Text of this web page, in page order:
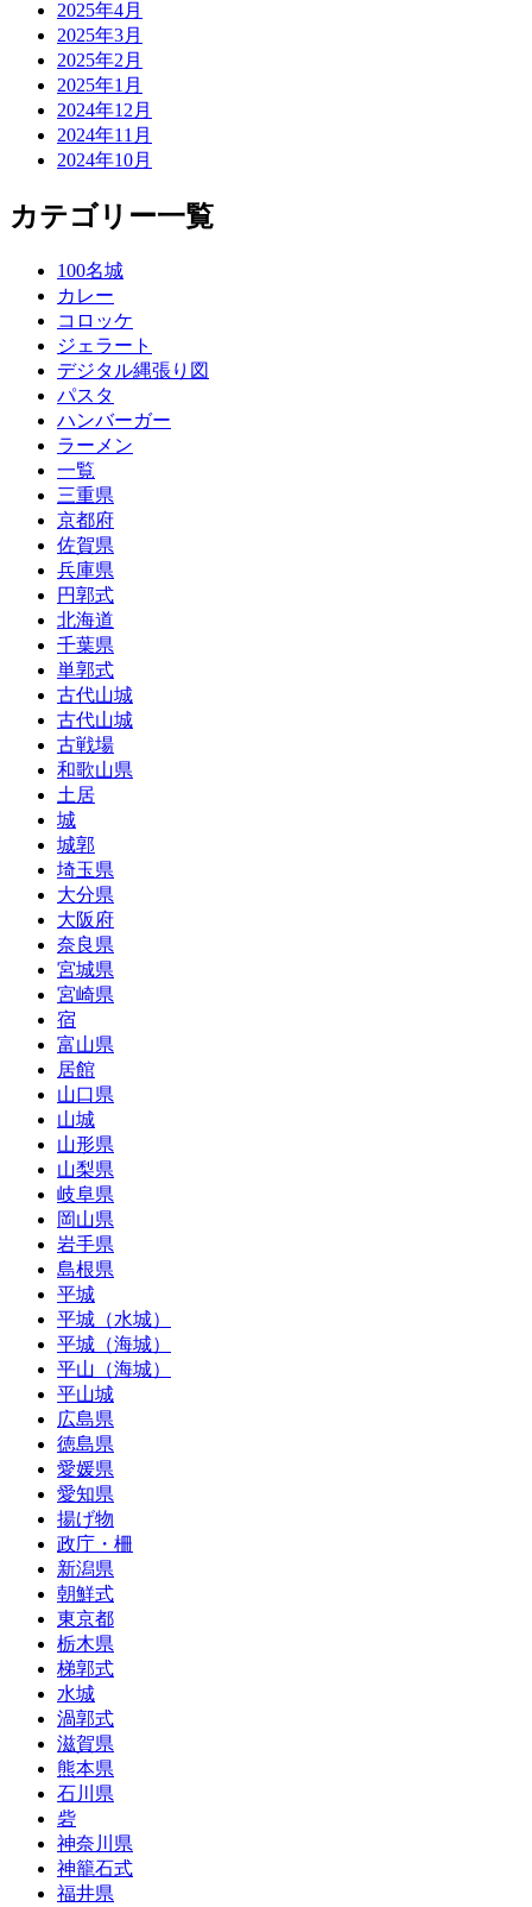
2025年4月
2025年3月
2025年2月
2025年1月
2024年12月
2024年11月
2024年10月
カテゴリー一覧
100名城
カレー
コロッケ
ジェラート
デジタル縄張り図
パスタ
ハンバーガー
ラーメン
一覧
三重県
京都府
佐賀県
兵庫県
円郭式
北海道
千葉県
単郭式
古代山城
古代山城
古戦場
和歌山県
土居
城
城郭
埼玉県
大分県
大阪府
奈良県
宮城県
宮崎県
宿
富山県
居館
山口県
山城
山形県
山梨県
岐阜県
岡山県
岩手県
島根県
平城
平城（水城）
平城（海城）
平山（海城）
平山城
広島県
徳島県
愛媛県
愛知県
揚げ物
政庁・柵
新潟県
朝鮮式
東京都
栃木県
梯郭式
水城
渦郭式
滋賀県
熊本県
石川県
砦
神奈川県
神籠石式
福井県